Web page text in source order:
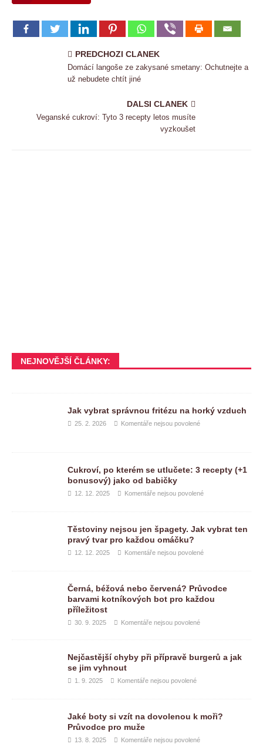
PREDCHOZI CLANEK
Domácí langoše ze zakysané smetany: Ochutnejte a
už nebudete chtít jiné
DALSI CLANEK
Veganské cukroví: Tyto 3 recepty letos musíte
vyzkoušet
NEJNOVĚJŠÍ ČLÁNKY:
Jak vybrat správnou fritézu na horký vzduch
25. 2. 2026 Komentáře nejsou povolené
Cukroví, po kterém se utlučete: 3 recepty (+1
bonusový) jako od babičky
12. 12. 2025 Komentáře nejsou povolené
Těstoviny nejsou jen špagety. Jak vybrat ten
pravý tvar pro každou omáčku?
12. 12. 2025 Komentáře nejsou povolené
Černá, béžová nebo červená? Průvodce
barvami kotníkových bot pro každou
příležitost
30. 9. 2025 Komentáře nejsou povolené
Nejčastější chyby při přípravě burgerů a jak
se jim vyhnout
1. 9. 2025 Komentáře nejsou povolené
Jaké boty si vzít na dovolenou k moři?
Průvodce pro muže
13. 8. 2025 Komentáře nejsou povolené